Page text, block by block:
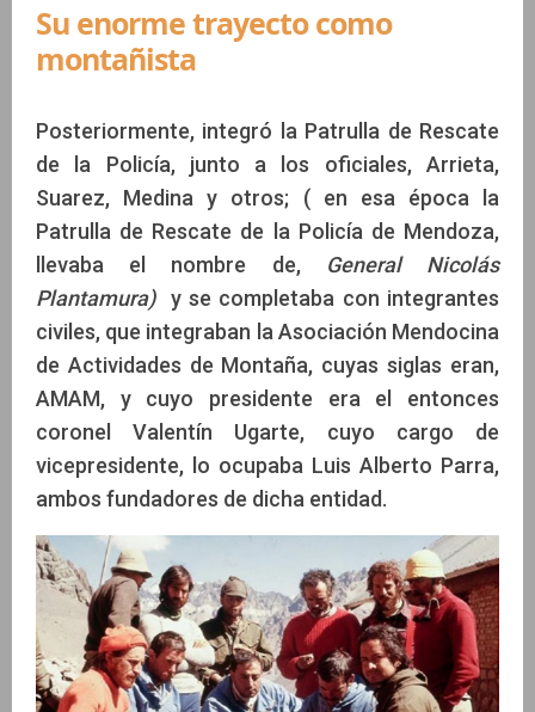
Su enorme trayecto como
montañista
Posteriormente, integró la Patrulla de Rescate
de la Policía, junto a los oficiales, Arrieta,
Suarez, Medina y otros; ( en esa época la
Patrulla de Rescate de la Policía de Mendoza,
llevaba el nombre de,
General Nicolás
Plantamura) y se completaba con integrantes
civiles, que integraban la Asociación Mendocina
de Actividades de Montaña, cuyas siglas eran,
AMAM, y cuyo presidente era el entonces
coronel Valentín Ugarte, cuyo cargo de
vicepresidente, lo ocupaba Luis Alberto Parra,
ambos fundadores de dicha entidad.